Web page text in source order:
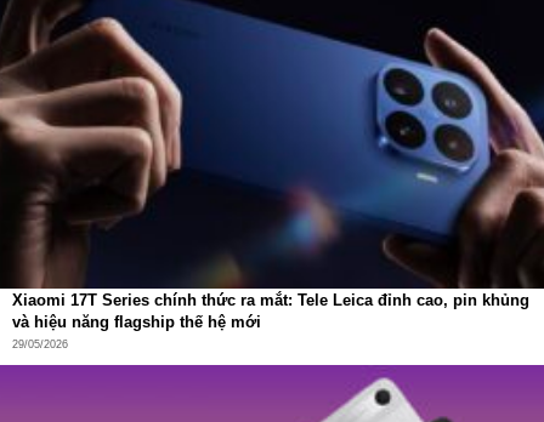
Xiaomi 17T Series chính thức ra mắt: Tele Leica đỉnh cao, pin khủng
và hiệu năng flagship thế hệ mới
29/05/2026